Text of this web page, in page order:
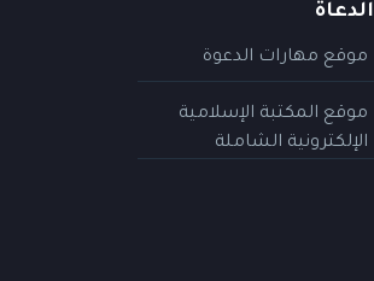
الدعاة
موقع مهارات الدعوة
موقع المكتبة الإسلامية
الإلكترونية الشاملة